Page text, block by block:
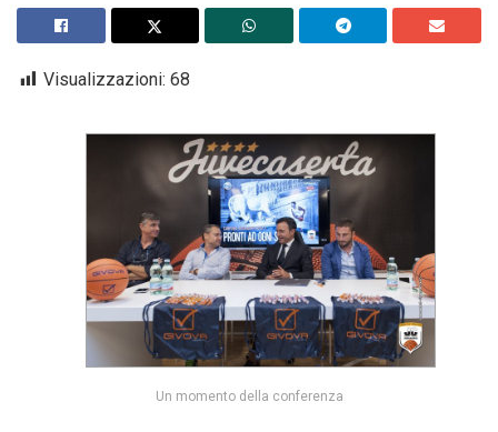
Visualizzazioni: 68
Un momento della conferenza